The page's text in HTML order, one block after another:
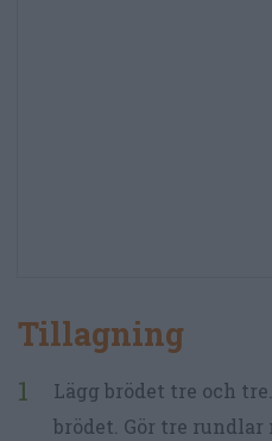
Tillagning
Lägg brödet tre och
brödet. Gör tre